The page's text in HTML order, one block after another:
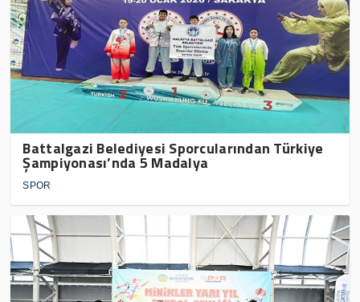
Battalgazi Belediyesi Sporcularından Türkiye
Şampiyonası’nda 5 Madalya
SPOR